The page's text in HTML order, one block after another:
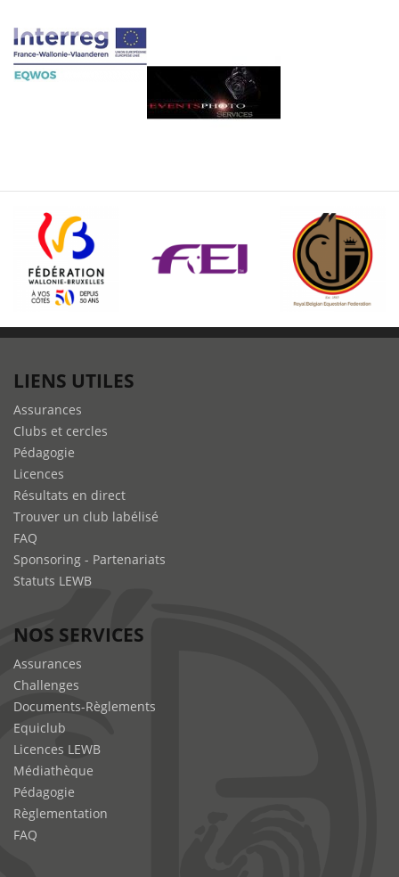
LIENS UTILES
Assurances
Clubs et cercles
Pédagogie
Licences
Résultats en direct
Trouver un club labélisé
FAQ
Sponsoring - Partenariats
Statuts LEWB
NOS SERVICES
Assurances
Challenges
Documents-Règlements
Equiclub
Licences LEWB
Médiathèque
Pédagogie
Règlementation
FAQ